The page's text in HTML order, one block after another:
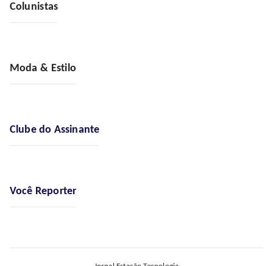
Colunistas
Moda & Estilo
Clube do Assinante
Você Reporter